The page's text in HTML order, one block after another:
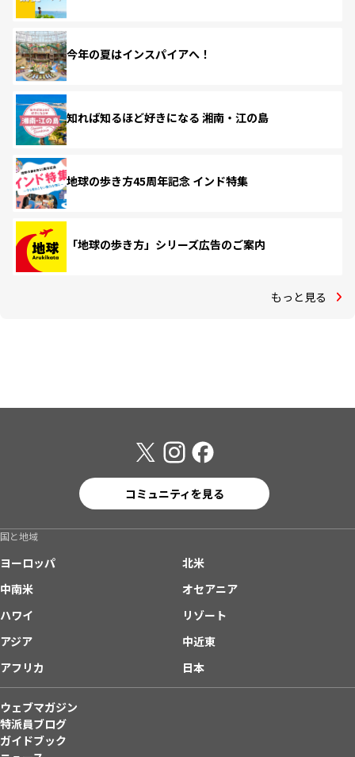
今年の夏はインスパイアへ！
知れば知るほど好きになる 湘南・江の島
地球の歩き方45周年記念 インド特集
「地球の歩き方」シリーズ広告のご案内
もっと見る
コミュニティを見る
国と地域
ヨーロッパ
北米
中南米
オセアニア
ハワイ
リゾート
アジア
中近東
アフリカ
日本
ウェブマガジン
特派員ブログ
ガイドブック